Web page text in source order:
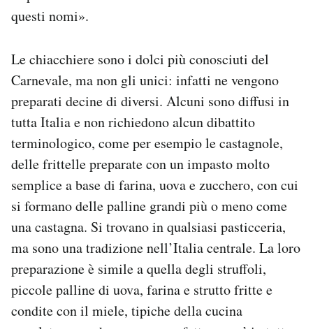
questi nomi».
Le chiacchiere sono i dolci più conosciuti del
Carnevale, ma non gli unici: infatti ne vengono
preparati decine di diversi. Alcuni sono diffusi in
tutta Italia e non richiedono alcun dibattito
terminologico, come per esempio le castagnole,
delle frittelle preparate con un impasto molto
semplice a base di farina, uova e zucchero, con cui
si formano delle palline grandi più o meno come
una castagna. Si trovano in qualsiasi pasticceria,
ma sono una tradizione nell’Italia centrale. La loro
preparazione è simile a quella degli struffoli,
piccole palline di uova, farina e strutto fritte e
condite con il miele, tipiche della cucina